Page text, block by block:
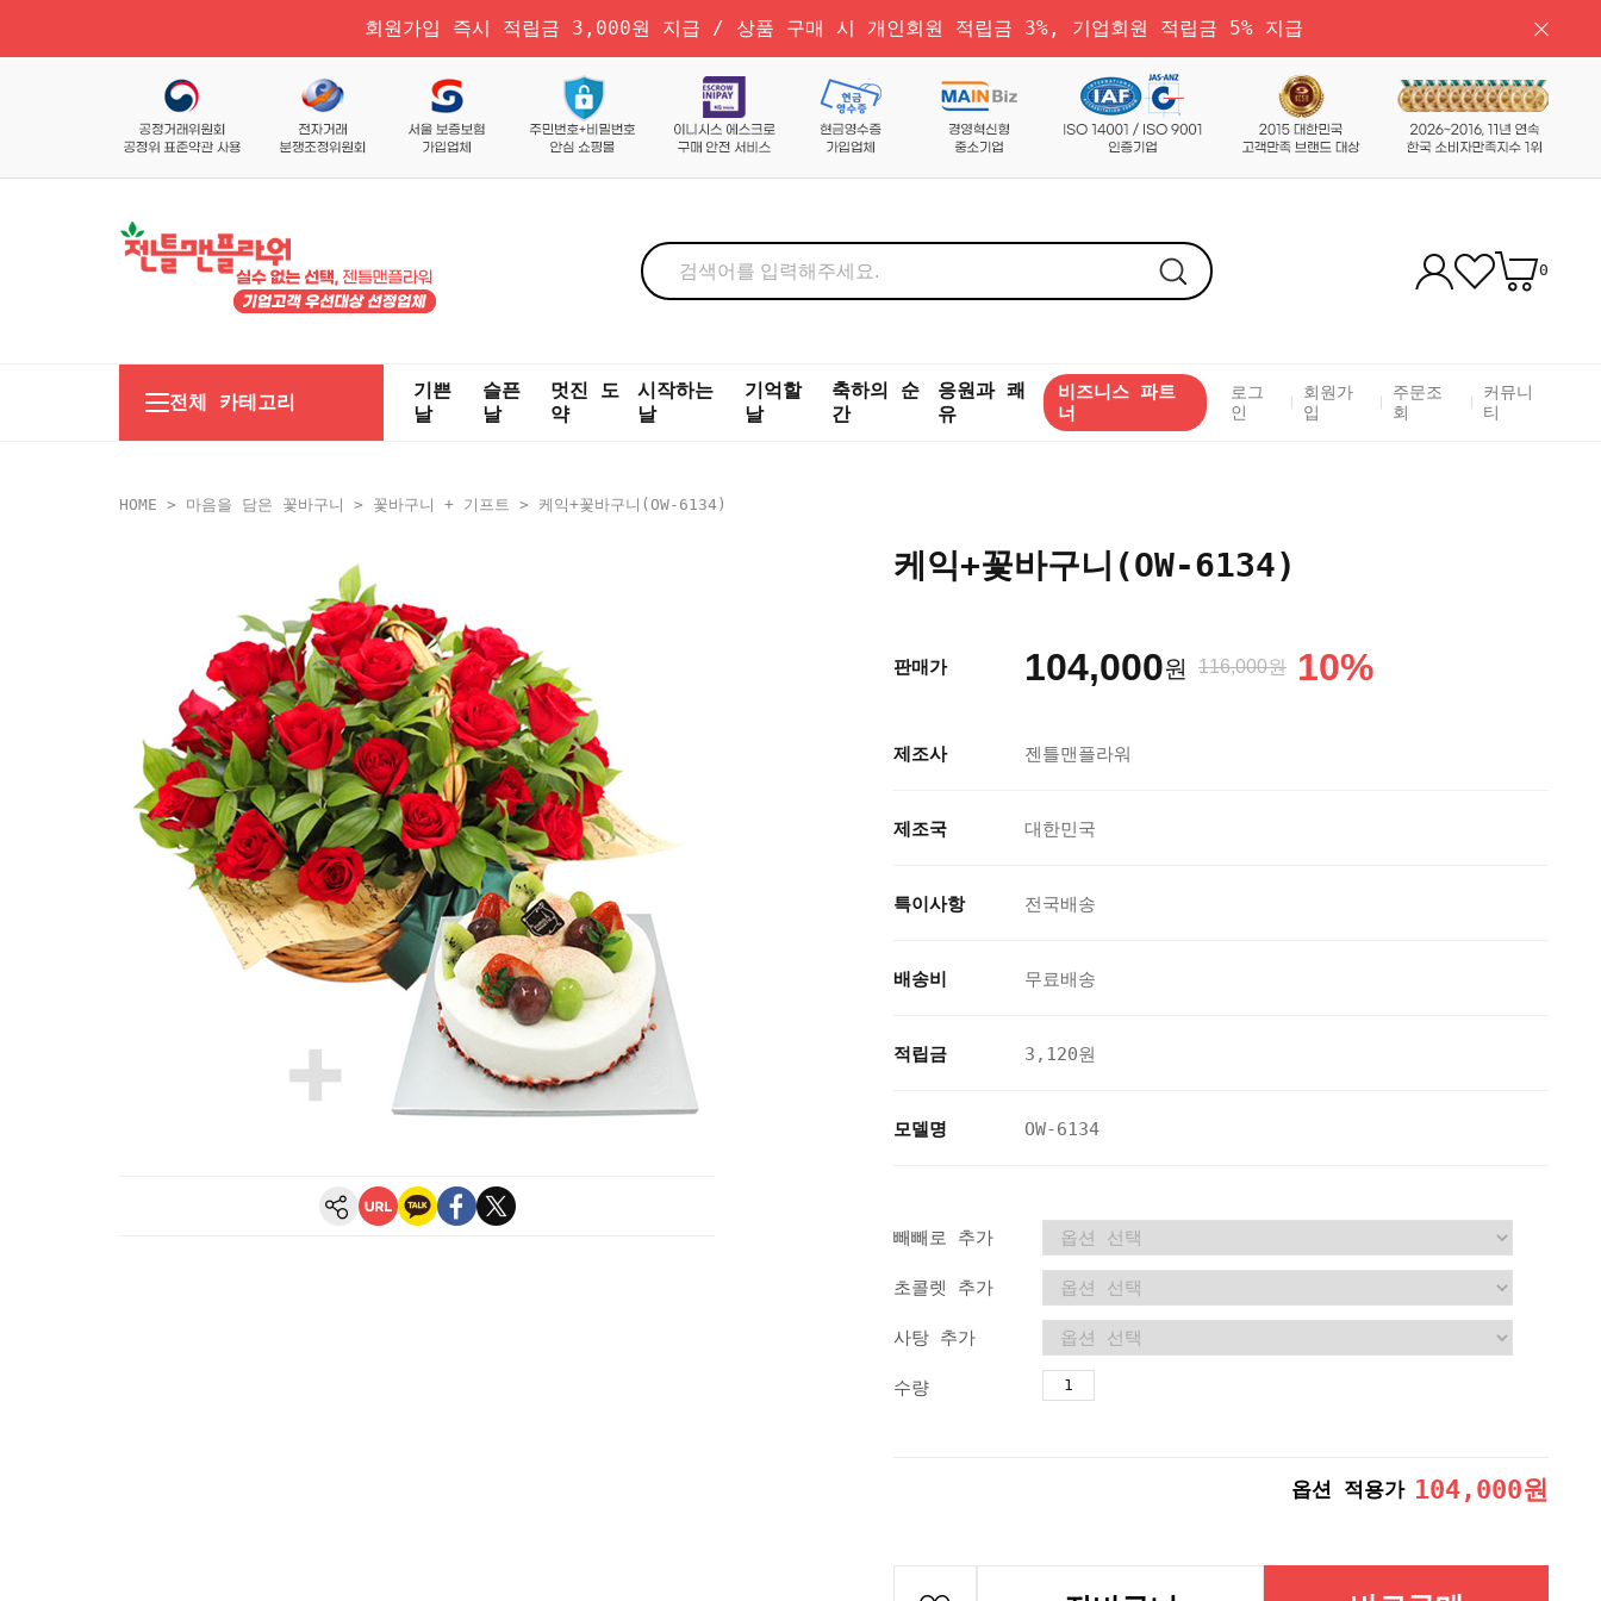
회원가입 즉시 적립금 3,000원 지급 / 상품 구매 시 개인회원 적립금 3%, 기업회원 적립금 5% 지급
0
전체 카테고리
기쁜
날
슬픈
날
멋진 도
약
시작하는
날
기억할
날
축하의 순
간
응원과 쾌
유
비즈니스 파트
너
로그
인
회원가
입
주문조
회
커뮤니
티
HOME > 마음을 담은 꽃바구니 > 꽃바구니 + 기프트 > 케익+꽃바구니(OW-6134)
케익+꽃바구니(OW-6134)
판매가 104,000원 116,000원 10%
제조사 젠틀맨플라워
제조국 대한민국
특이사항 전국배송
배송비 무료배송
적립금 3,120원
모델명 OW-6134
빼빼로 추가
초콜렛 추가
사탕 추가
수량
옵션 적용가 104,000원